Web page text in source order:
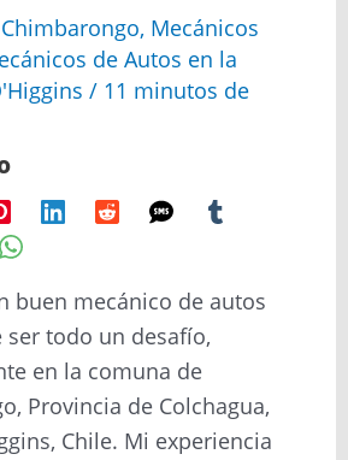
, Mecánicos
de Autos en la
/ 11 minutos de
buen mecánico de autos
ser todo un desafío,
en la comuna de
Provincia de Colchagua,
Chile. Mi experiencia